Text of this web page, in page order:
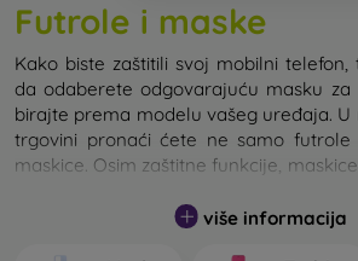
Futrole i maske
Kako biste zaštitili svoj mobilni telefon,
da odaberete odgovarajuću masku za
birajte prema modelu vašeg uređaja. U
trgovini pronaći ćete ne samo
maskice. Osim zaštitne funkcije,
Maskicu za mobitel možemo također
više informacija